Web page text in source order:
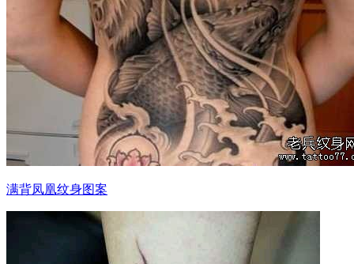
满背凤凰纹身图案